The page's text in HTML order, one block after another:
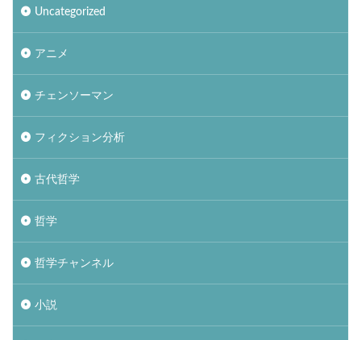
Uncategorized
アニメ
チェンソーマン
フィクション分析
古代哲学
哲学
哲学チャンネル
小説